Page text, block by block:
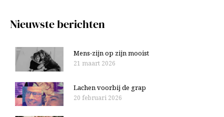
Nieuwste berichten
Mens-zijn op zijn mooist
21 maart 2026
Lachen voorbij de grap
20 februari 2026